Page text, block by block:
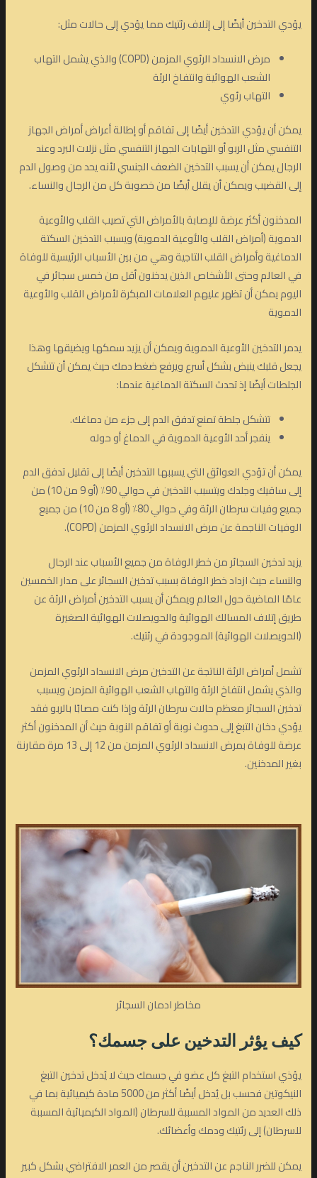
يؤدي التدخين أيضًا إلى إتلاف رئتيك مما يؤدي إلى حالات مثل:
مرض الانسداد الرئوي المزمن (COPD) والذي يشمل التهاب
الشعب الهوائية وانتفاخ الرئة
التهاب رئوي
يمكن أن يؤدي التدخين أيضًا إلى تفاقم أو إطالة أعراض أمراض الجهاز
التنفسي مثل الربو أو التهابات الجهاز التنفسي مثل نزلات البرد وعند
الرجال يمكن أن يسبب التدخين الضعف الجنسي لأنه يحد من وصول الدم
إلى القضيب ويمكن أن يقلل أيضًا من خصوبة كل من الرجال والنساء.
المدخنون أكثر عرضة للإصابة بالأمراض التي تصيب القلب والأوعية
الدموية (أمراض القلب والأوعية الدموية) ويسبب التدخين السكتة
الدماغية وأمراض القلب التاجية وهي من بين الأسباب الرئيسية للوفاة
في العالم وحتى الأشخاص الذين يدخنون أقل من خمس سجائر في
اليوم يمكن أن تظهر عليهم العلامات المبكرة لأمراض القلب والأوعية
الدموية
يدمر التدخين الأوعية الدموية ويمكن أن يزيد سمكها ويضيقها وهذا
يجعل قلبك ينبض بشكل أسرع ويرفع ضغط دمك حيث يمكن أن تتشكل
الجلطات أيضًا إذ تحدث السكتة الدماغية عندما:
تتشكل جلطة تمنع تدفق الدم إلى جزء من دماغك.
ينفجر أحد الأوعية الدموية في الدماغ أو حوله
يمكن أن تؤدي العوائق التي يسببها التدخين أيضًا إلى تقليل تدفق الدم
إلى ساقيك وجلدك ويتسبب التدخين في حوالي 90٪ (أو 9 من 10) من
جميع وفيات سرطان الرئة وفي حوالي 80٪ (أو 8 من 10) من جميع
الوفيات الناجمة عن مرض الانسداد الرئوي المزمن (COPD).
يزيد تدخين السجائر من خطر الوفاة من جميع الأسباب عند الرجال
والنساء حيث ازداد خطر الوفاة بسبب تدخين السجائر على مدار الخمسين
عامًا الماضية حول العالم ويمكن أن يسبب التدخين أمراض الرئة عن
طريق إتلاف المسالك الهوائية والحويصلات الهوائية الصغيرة
(الحويصلات الهوائية) الموجودة في رئتيك.
تشمل أمراض الرئة الناتجة عن التدخين مرض الانسداد الرئوي المزمن
والذي يشمل انتفاخ الرئة والتهاب الشعب الهوائية المزمن ويسبب
تدخين السجائر معظم حالات سرطان الرئة وإذا كنت مصابًا بالربو فقد
يؤدي دخان التبغ إلى حدوث نوبة أو تفاقم النوبة حيث أن المدخنون أكثر
عرضة للوفاة بمرض الانسداد الرئوي المزمن من 12 إلى 13 مرة مقارنة
بغير المدخنين.
مخاطر ادمان السجائر
كيف يؤثر التدخين على جسمك؟
يؤذي استخدام التبغ كل عضو في جسمك حيث لا يُدخل تدخين التبغ
النيكوتين فحسب بل يُدخل أيضًا أكثر من 5000 مادة كيميائية بما في
ذلك العديد من المواد المسببة للسرطان (المواد الكيميائية المسببة
للسرطان) إلى رئتيك ودمك وأعضائك.
يمكن للضرر الناجم عن التدخين أن يقصر من العمر الافتراضي بشكل كبير